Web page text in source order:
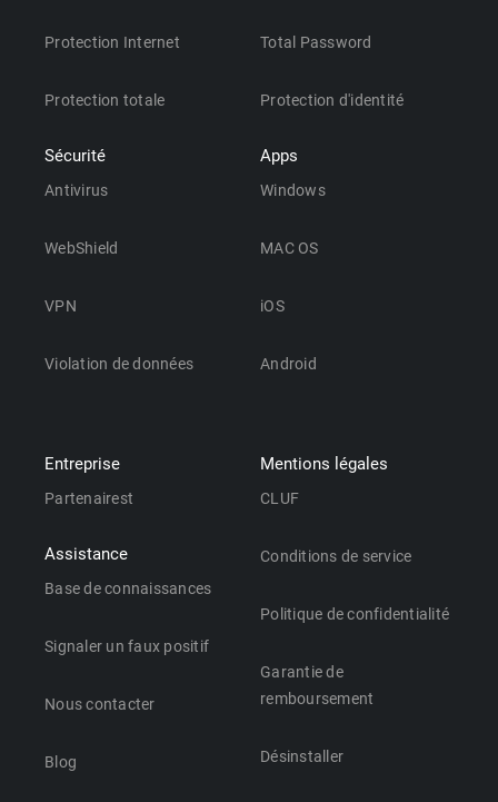
Protection Internet
Protection totale
Sécurité
Antivirus
WebShield
VPN
Violation de données
Total Password
Protection d'identité
Apps
Windows
MAC OS
iOS
Android
Entreprise
Partenairest
Assistance
Base de connaissances
Signaler un faux positif
Nous contacter
Blog
Mentions légales
CLUF
Conditions de service
Politique de confidentialité
Garantie de
remboursement
Désinstaller